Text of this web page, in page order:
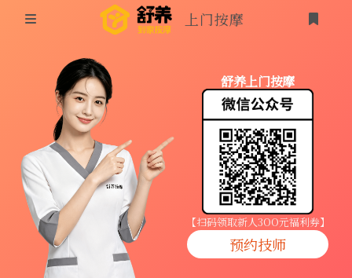
同城按摩
上门按摩
养生按摩
技师入驻
商家入驻
上门按摩
登录
舒养上门按摩
【扫码领取新人3OO元福利券】
预约技师